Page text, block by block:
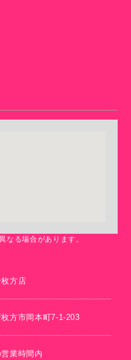
なる場合があります。
方店
方市岡本町7-1-203
業時間内